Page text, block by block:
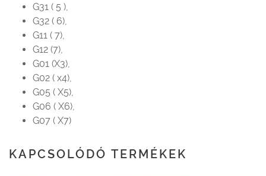
G31 ( 5 ),
G32 ( 6),
G11 ( 7),
G12 (7),
G01 (X3),
G02 ( x4),
G05 ( X5),
G06 ( X6),
G07 ( X7)
KAPCSOLÓDÓ TERMÉKEK